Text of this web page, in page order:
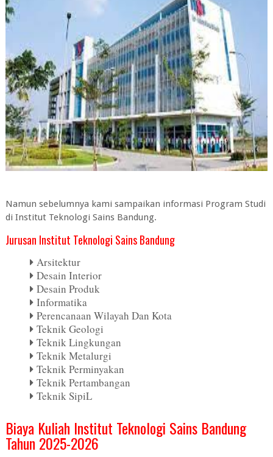
Namun sebelumnya kami sampaikan informasi Program Studi
di Institut Teknologi Sains Bandung.
Jurusan Institut Teknologi Sains Bandung
Arsitektur
Desain Interior
Desain Produk
Informatika
Perencanaan Wilayah Dan Kota
Teknik Geologi
Teknik Lingkungan
Teknik Metalurgi
Teknik Perminyakan
Teknik Pertambangan
Teknik SipiL
Biaya Kuliah Institut Teknologi Sains Bandung
Tahun 2025-2026